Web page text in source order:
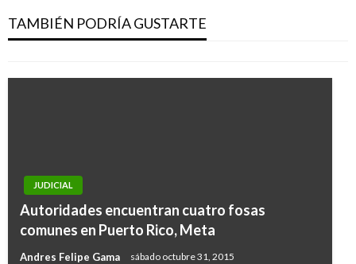
TAMBIÉN PODRÍA GUSTARTE
por facilitar sobornos de Odebrecht
Giovanni Alarcón M. domingo agosto 13, 2017
JUDICIAL
Autoridades encuentran cuatro fosas
comunes en Puerto Rico, Meta
Andres Felipe Gama sábado octubre 31, 2015